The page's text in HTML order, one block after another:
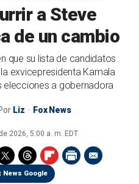
a Steve
de un cambio
que su lista de candidatos
exvicepresidenta Kamala
elecciones a gobernadora
Liz Fox News
2026, 5:00 a. m. EDT
News Google